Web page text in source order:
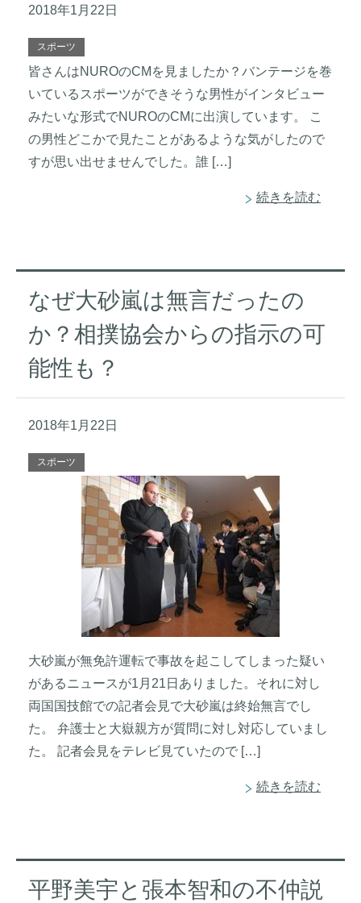
2018年1月22日
スポーツ
皆さんはNUROのCMを見ましたか？バンテージを巻
いているスポーツができそうな男性がインタビュー
みたいな形式でNUROのCMに出演しています。 こ
の男性どこかで見たことがあるような気がしたので
すが思い出せませんでした。誰 […]
続きを読む
なぜ大砂嵐は無言だったの
か？相撲協会からの指示の可
能性も？
2018年1月22日
スポーツ
大砂嵐が無免許運転で事故を起こしてしまった疑い
があるニュースが1月21日ありました。それに対し
両国国技館での記者会見で大砂嵐は終始無言でし
た。 弁護士と大嶽親方が質問に対し対応していまし
た。 記者会見をテレビ見ていたので […]
続きを読む
平野美宇と張本智和の不仲説